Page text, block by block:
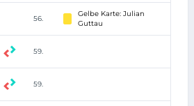
56.
Gelbe Karte: Julian
Guttau
59.
59.